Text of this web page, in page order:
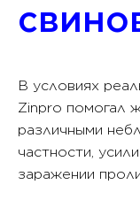
В условиях
Zinpro помогал
различными
частности,
заражении